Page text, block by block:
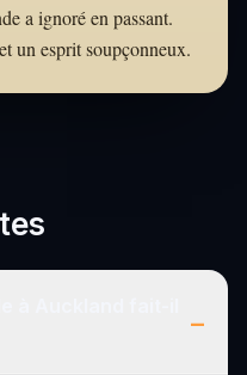
a ignoré en passant.
un esprit soupçonneux.
–